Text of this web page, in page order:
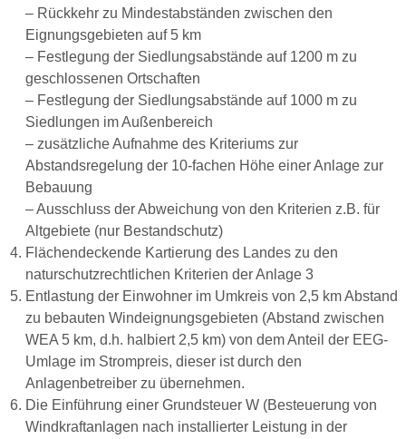
– Rückkehr zu Mindestabständen zwischen den
Eignungsgebieten auf 5 km
– Festlegung der Siedlungsabstände auf 1200 m zu
geschlossenen Ortschaften
– Festlegung der Siedlungsabstände auf 1000 m zu
Siedlungen im Außenbereich
– zusätzliche Aufnahme des Kriteriums zur
Abstandsregelung der 10-fachen Höhe einer Anlage zur
Bebauung
– Ausschluss der Abweichung von den Kriterien z.B. für
Altgebiete (nur Bestandschutz)
Flächendeckende Kartierung des Landes zu den
naturschutzrechtlichen Kriterien der Anlage 3
Entlastung der Einwohner im Umkreis von 2,5 km Abstand
zu bebauten Windeignungsgebieten (Abstand zwischen
WEA 5 km, d.h. halbiert 2,5 km) von dem Anteil der EEG-
Umlage im Strompreis, dieser ist durch den
Anlagenbetreiber zu übernehmen.
Die Einführung einer Grundsteuer W (Besteuerung von
Windkraftanlagen nach installierter Leistung in der